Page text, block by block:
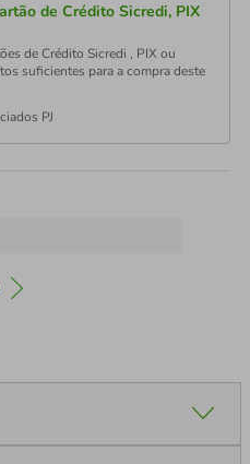
de Crédito Sicredi, PIX
de Crédito Sicredi , PIX ou
suficientes para a compra deste
PJ